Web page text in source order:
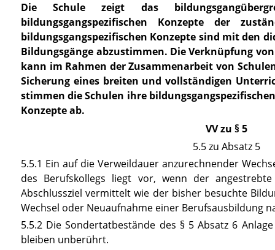
Die Schule zeigt das
bildungsgangspezifischen Konzepte der
bildungsgangspezifischen Konzepte sind mit den
Bildungsgänge abzustimmen. Die Verknüpfung
kann im Rahmen der Zusammenarbeit von
Sicherung eines breiten und vollständigen
stimmen die Schulen ihre
Konzepte ab.
VV zu § 5
5.5 zu Absatz 5
5.5.1 Ein auf die Verweildauer anzurechnender
des Berufskollegs liegt vor, wenn der
Abschlussziel vermittelt wie der bisher besuchte
Wechsel oder Neuaufnahme einer Berufsausbildung
5.5.2 Die Sondertatbestände des § 5 Absatz 6
bleiben unberührt.